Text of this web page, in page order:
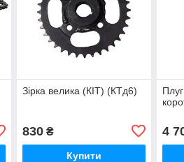
Зірка велика (КІТ) (КТд6)
830₴
Купити
4